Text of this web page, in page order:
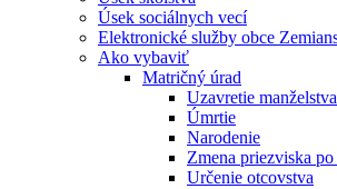
Úsek sociálnych vecí
Elektronické služby obce
Ako vybaviť
Matričný úrad
Uzavretie manželstva
Úmrtie
Narodenie
Zmena priezviska
Určenie otcovstva